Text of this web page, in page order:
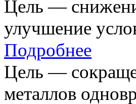
Цель —
улучшение
Подробнее
Цель —
металлов